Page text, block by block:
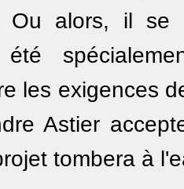
Ou alors, il
les exigences
Astier
tombera à